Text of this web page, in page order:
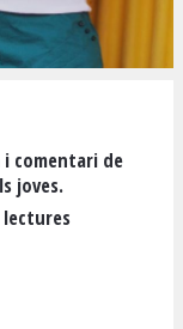
comentari de
joves.